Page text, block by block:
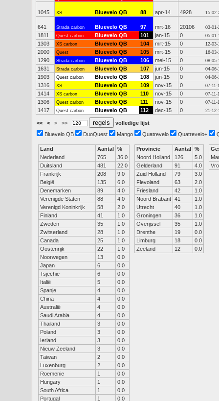
1045 XS Bluevelo QB 88 apr-14 4928 15-02-
641 Strada carbon Bluevelo QB 97 mrt-16 20106 03-01-
1811 Quest carbon Bluevelo QB 101 jan-15 0 05-01-
1303 XS carbon Bluevelo QB 104 mrt-15 0 12-03-
2000 Quest Bluevelo QB 105 mrt-15 0 16-03-
1290 Strada carbon Bluevelo QB 106 mei-15 0 08-05-
1631 Strada carbon Bluevelo QB 107 jun-15 0 04-06-
1903 Quest carbon Bluevelo QB 108 jun-15 0 04-06-
1316 XS Bluevelo QB 109 nov-15 0 07-11-
1414 XS carbon Bluevelo QB 110 nov-15 0 07-11-
1306 Quest carbon Bluevelo QB 111 nov-15 0 07-11-
1417 Quest carbon Bluevelo QB 112 dec-15 0 21-12-
<< < > >>
volledige lijst
Bluevelo QB
DuoQuest Mango Quatrevelo Quatrevelo+
Land Aantal %
Nederland
765
36.0
Duitsland
481
22.0
Frankrijk
208
9.0
België
135
6.0
Denemarken
89
4.0
Verenigde Staten
88
4.0
Verenigd Koninkrijk
58
2.0
Finland
41
1.0
Zweden
35
1.0
Zwitserland
28
1.0
Canada
25
1.0
Oostenrijk
22
1.0
Noorwegen
13
0.0
Japan
6
0.0
Tsjechië
6
0.0
Italië
5
0.0
Spanje
4
0.0
China
4
0.0
Australië
4
0.0
Saudi Arabia
4
0.0
Thailand
3
0.0
Poland
3
0.0
Ierland
3
0.0
Nieuw Zeeland
3
0.0
Taiwan
2
0.0
Luxenburg
2
0.0
Roemenie
1
0.0
Hungary
1
0.0
South Africa
1
0.0
Portugal
1
0.0
Provincie Aantal %
Noord Holland
126
5.0
Gelderland
91
4.0
Zuid Holland
79
3.0
Flevoland
63
2.0
Friesland
42
1.0
Noord Brabant 41
1.0
Utrecht
40
1.0
Groningen
36
1.0
Overijssel
35
1.0
Drenthe
19
0.0
Limburg
18
0.0
Zeeland
12 0.0